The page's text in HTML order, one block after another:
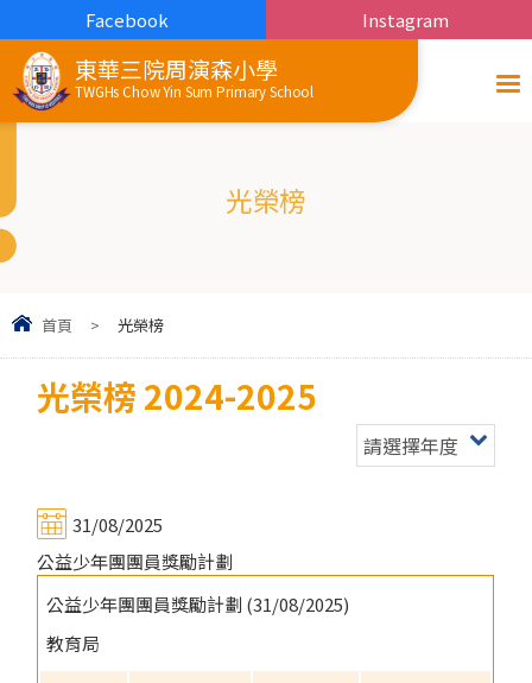
東華三院周演森小學
TWGHs Chow Yin Sum Primary School
Facebook Instagram
光榮榜
首頁 > 光榮榜
光榮榜 2024-2025
請選擇年度
31/08/2025
公益少年團團員獎勵計劃
公益少年團團員獎勵計劃 (31/08/2025)
教育局